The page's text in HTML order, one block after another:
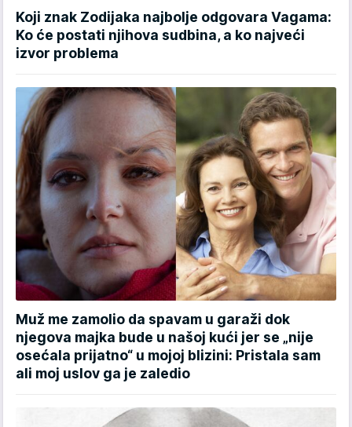
Koji znak Zodijaka najbolje odgovara Vagama:
Ko će postati njihova sudbina, a ko najveći
izvor problema
Muž me zamolio da spavam u garaži dok
njegova majka bude u našoj kući jer se „nije
osećala prijatno“ u mojoj blizini: Pristala sam
ali moj uslov ga je zaledio